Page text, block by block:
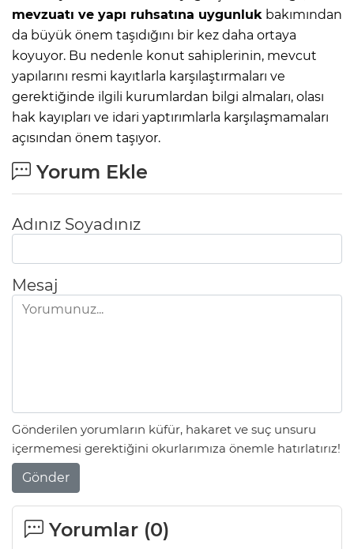
mevzuatı ve yapı ruhsatına uygunluk bakımından
da büyük önem taşıdığını bir kez daha ortaya
koyuyor. Bu nedenle konut sahiplerinin, mevcut
yapılarını resmi kayıtlarla karşılaştırmaları ve
gerektiğinde ilgili kurumlardan bilgi almaları, olası
hak kayıpları ve idari yaptırımlarla karşılaşmamaları
açısından önem taşıyor.
Yorum Ekle
Adınız Soyadınız
Mesaj
Gönderilen yorumların küfür, hakaret ve suç unsuru
içermemesi gerektiğini okurlarımıza önemle hatırlatırız!
Gönder
Yorumlar (0)